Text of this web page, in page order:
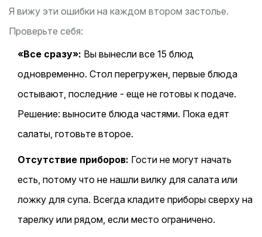
Я вижу эти ошибки на каждом втором застолье.
Проверьте себя:
«Все сразу»: Вы вынесли все 15 блюд
одновременно. Стол перегружен, первые блюда
остывают, последние - еще не готовы к подаче.
Решение: выносите блюда частями. Пока едят
салаты, готовьте второе.
Отсутствие приборов: Гости не могут начать
есть, потому что не нашли вилку для салата или
ложку для супа. Всегда кладите приборы сверху на
тарелку или рядом, если место ограничено.